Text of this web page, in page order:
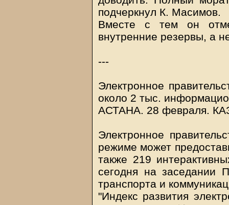
подчеркнул К. Масимов.
Вместе с тем он
внутренние резервы, а
---
Электронное
около 2 тыс.
АСТАНА. 28 февраля.
Электронное
режиме может
также 219
сегодня на заседании
транспорта и
"Индекс развития